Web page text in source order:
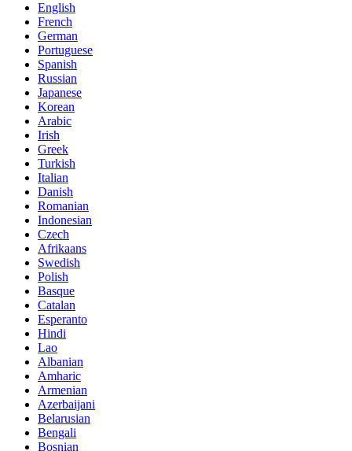
English
French
German
Portuguese
Spanish
Russian
Japanese
Korean
Arabic
Irish
Greek
Turkish
Italian
Danish
Romanian
Indonesian
Czech
Afrikaans
Swedish
Polish
Basque
Catalan
Esperanto
Hindi
Lao
Albanian
Amharic
Armenian
Azerbaijani
Belarusian
Bengali
Bosnian